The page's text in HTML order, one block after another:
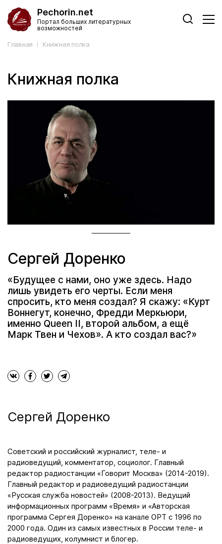
Pechorin.net
Портал больших литературных
возможностей
Главная Книжная полка
Книжная полка
Сергей Доренко
«Будущее с нами, оно уже здесь. Надо
лишь увидеть его черты. Если меня
спросить, кто меня создал? Я скажу: «Курт
Воннегут, конечно, Фредди Меркьюри,
именно Queen II, второй альбом, а ещё
Марк Твен и Чехов». А кто создал вас?»
Сергей Доренко
Советский и российский журналист, теле- и
радиоведущий, комментатор, социолог. Главный
редактор радиостанции «Говорит Москва» (2014-2019).
Главный редактор и радиоведущий радиостанции
«Русская служба новостей» (2008-2013). Ведущий
информационных программ «Время» и «Авторская
программа Сергея Доренко» на канале ОРТ с 1996 по
2000 года. Один из самых известных в России теле- и
радиоведущих, колумнист и блогер.